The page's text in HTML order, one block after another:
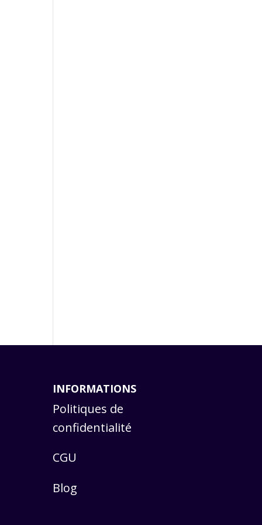
INFORMATIONS
Politiques de
confidentialité
CGU
Blog